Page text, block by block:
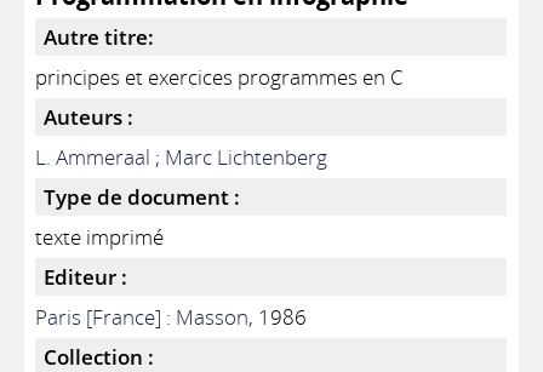
Autre titre:
principes et exercices programmes en C
Auteurs :
L. Ammeraal ; Marc Lichtenberg
Type de document :
texte imprimé
Editeur :
Paris [France] : Masson, 1986
Collection :